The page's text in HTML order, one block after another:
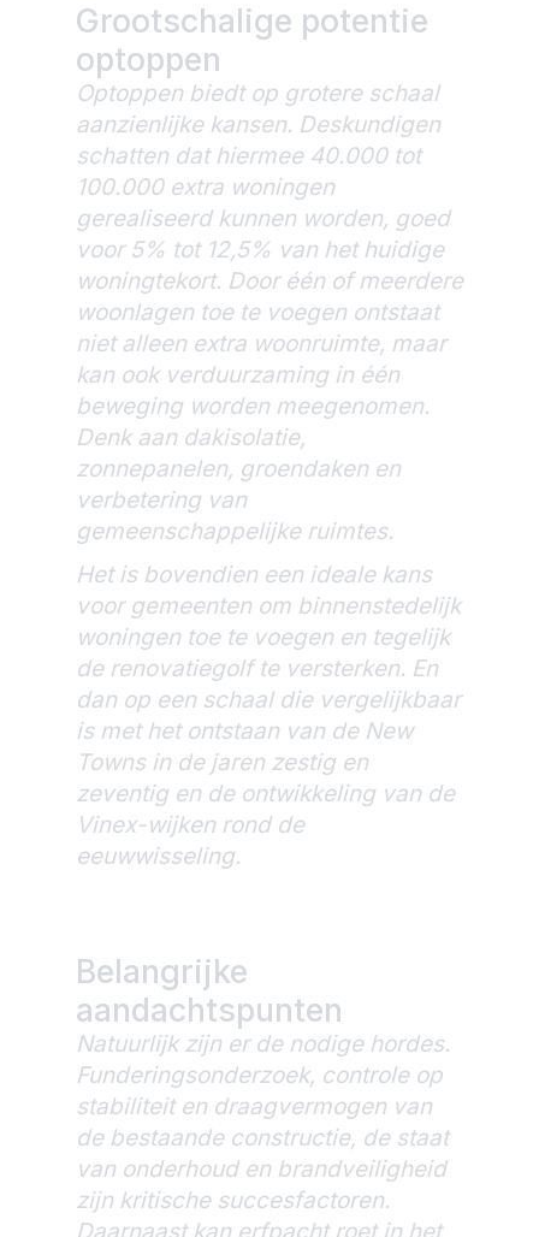
Grootschalige potentie
optoppen
Optoppen biedt op grotere schaal
aanzienlijke kansen. Deskundigen
schatten dat hiermee 40.000 tot
100.000 extra woningen
gerealiseerd kunnen worden, goed
voor 5% tot 12,5% van het huidige
woningtekort. Door één of meerdere
woonlagen toe te voegen ontstaat
niet alleen extra woonruimte, maar
kan ook verduurzaming in één
beweging worden meegenomen.
Denk aan dakisolatie,
zonnepanelen, groendaken en
verbetering van
gemeenschappelijke ruimtes.
Het is bovendien een ideale kans
voor gemeenten om binnenstedelijk
woningen toe te voegen en tegelijk
de renovatiegolf te versterken. En
dan op een schaal die vergelijkbaar
is met het ontstaan van de New
Towns in de jaren zestig en
zeventig en de ontwikkeling van de
Vinex-wijken rond de
eeuwwisseling.
Belangrijke
aandachtspunten
Natuurlijk zijn er de nodige hordes.
Funderingsonderzoek, controle op
stabiliteit en draagvermogen van
de bestaande constructie, de staat
van onderhoud en brandveiligheid
zijn kritische succesfactoren.
Daarnaast kan erfpacht roet in het